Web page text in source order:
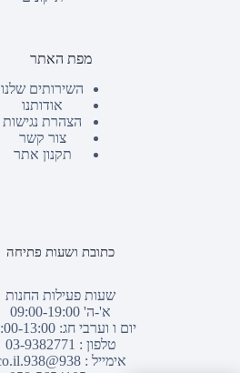
מפת האתר
השירותים שלנו
אודותנו
הצהרת נגישות
צור קשר
תקנון אתר
כתובת ושעות פתיחה
שעות פעילות החנות
א'-ה' 09:00-19:00
יום ו וערבי חג: 09:00-13:00
טלפון : 03-9382771
אימייל :938@938.co.il